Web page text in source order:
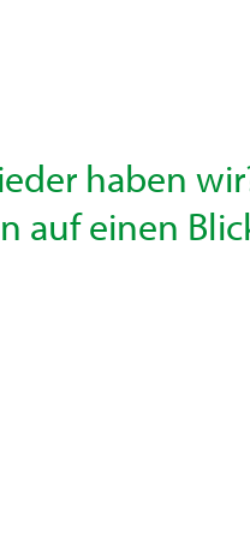
haben
auf einen